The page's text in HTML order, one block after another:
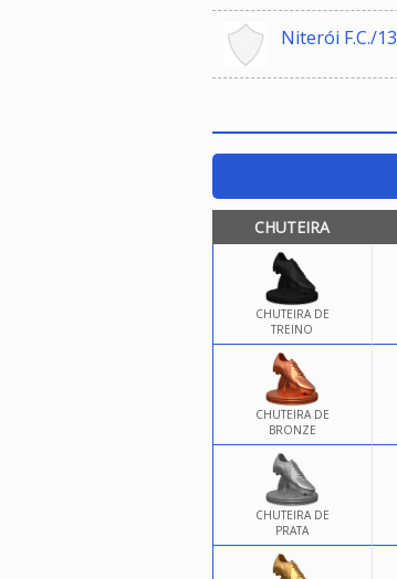
Niterói F.C./13
CHUTEIRA
CHUTEIRA DE
TREINO
CHUTEIRA DE
BRONZE
CHUTEIRA DE
PRATA